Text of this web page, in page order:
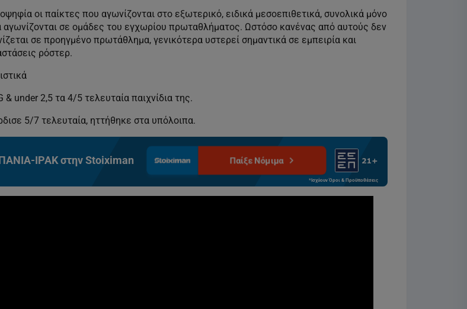
οι παίκτες που αγωνίζονται στο εξωτερικό, ειδικά μεσοεπιθετικά, συνολικά μόνο
αγωνίζονται σε ομάδες του εγχωρίου πρωταθλήματος. Ωστόσο κανένας από αυτούς δεν
σε προηγμένο πρωτάθλημα, γενικότερα υστερεί σημαντικά σε εμπειρία και
ρόστερ.
& under 2,5 τα 4/5 τελευταία παιχνίδια της.
5/7 τελευταία, ηττήθηκε στα υπόλοιπα.
ΙΡΑΚ στην Stoiximan Παίξε Νόμιμα
*Ισχύουν Όροι & Προϋποθέσεις